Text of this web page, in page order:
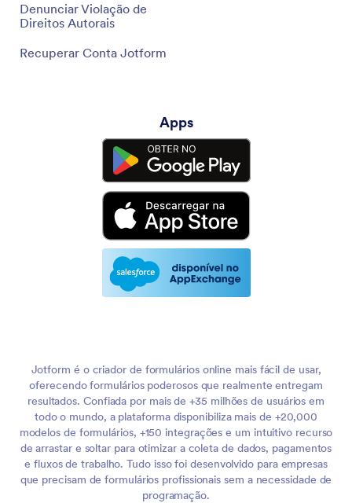
Denunciar Violação de
Direitos Autorais
Recuperar Conta Jotform
Apps
Jotform é o criador de formulários online mais fácil de usar,
oferecendo formulários poderosos que realmente entregam
resultados. Confiada por mais de +35 milhões de usuários em
todo o mundo, a plataforma disponibiliza mais de +20,000
modelos de formulários, +150 integrações e um intuitivo recurso
de arrastar e soltar para otimizar a coleta de dados, pagamentos
e fluxos de trabalho. Tudo isso foi desenvolvido para empresas
que precisam de formulários profissionais sem a necessidade de
programação.